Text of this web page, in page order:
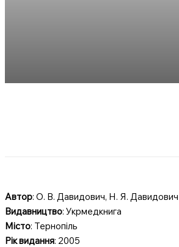
Автор: О. В. Давидович, Н. Я. Давидович
Видавництво: Укрмедкнига
Місто: Тернопіль
Рік видання: 2005